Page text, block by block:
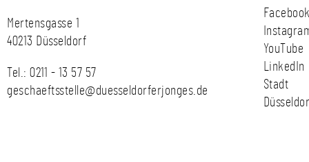
Mertensgasse 1
40213 Düsseldorf
Tel.: 0211 - 13 57 57
geschaeftsstelle@duesseldorferjonges.de
YouTube
LinkedIn
Stadt